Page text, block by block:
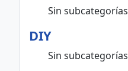
Sin subcategorías
DIY
Sin subcategorías